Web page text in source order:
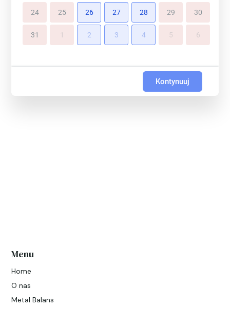
24 25 26 27 28 29 30
31 1 2 3 4 5 6
Kontynuuj
Menu
Home
O nas
Metal Balans